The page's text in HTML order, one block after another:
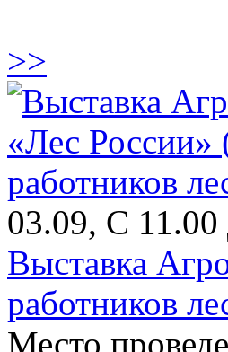
>>
03.09, С 11.00
Выставка
работников
Место